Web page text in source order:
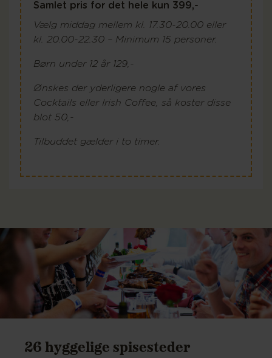
Samlet pris for det hele kun 399,-
Vælg middag mellem kl. 17.30-20.00 eller
kl. 20.00-22.30 – Minimum 15 personer.
Børn under 12 år 129,-
Ønskes der yderligere nogle af vores
Cocktails eller Irish Coffee, så koster disse
blot 50,-
Tilbuddet gælder i to timer.
26 hyggelige spisesteder